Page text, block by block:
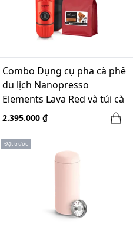
Combo Dụng cụ pha cà phê
du lịch Nanopresso
Elements Lava Red và túi cà
phê Guateamala - 250gr
2.395.000 ₫
Đặt trước